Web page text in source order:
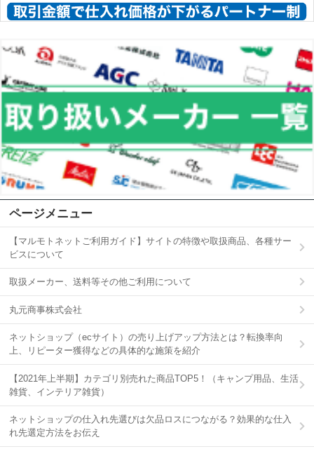
ページメニュー
【マルモトネットご利用ガイド】サイトの特徴や取扱商品、各種サー
ビスについて
取扱メーカー、送料等その他ご利用について
丸元商事株式会社
ネットショップ（ecサイト）の売り上げアップ方法とは？転換率向
上、リピーター獲得などの具体的な施策を紹介
【2021年上半期】カテゴリ別売れた商品TOP5！（キャンプ用品、生活
雑貨、インテリア雑貨）
ネットショップの仕入れ先選びは欠品ロスにつながる？効果的な仕入
れ先選定方法をお伝え